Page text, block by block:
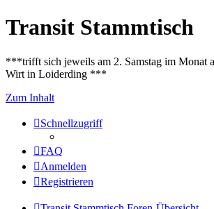
Transit Stammtisch
***trifft sich jeweils am 2. Samstag im Monat
Wirt in Loiderding ***
Zum Inhalt
Schnellzugriff
FAQ
Anmelden
Registrieren